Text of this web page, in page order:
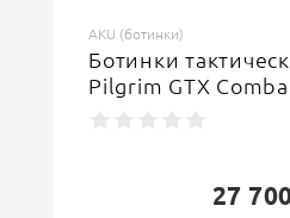
AKU (ботинки)
Ботинки
Pilgrim GTX
27